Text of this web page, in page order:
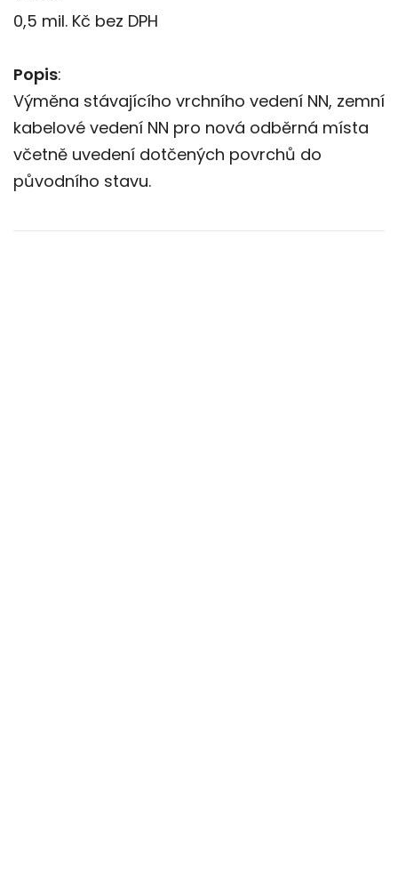
0,5 mil. Kč bez DPH
Popis:
Výměna stávajícího vrchního vedení NN, zemní
kabelové vedení NN pro nová odběrná místa
včetně uvedení dotčených povrchů do
původního stavu.